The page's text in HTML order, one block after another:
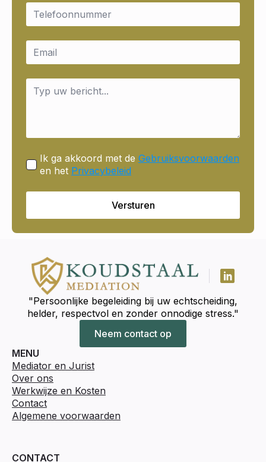
Email
Email
Message
Ik ga akkoord met de Gebruiksvoorwaarden
en het Privacybeleid
Versturen
"Persoonlijke begeleiding bij uw echtscheiding,
helder, respectvol en zonder onnodige stress."
Neem contact op
MENU
Mediator en Jurist
Over ons
Werkwijze en Kosten
Contact
Algemene voorwaarden
CONTACT